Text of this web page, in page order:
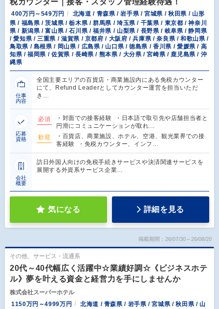
税カウンター｜接客・スタッフ管理経験待遇！
400万円～549万円
北海道 / 青森県 / 岩手県 / 宮城県 / 秋田県 / 山形
県 / 福島県 / 茨城県 / 栃木県 / 群馬県 / 埼玉県 / 千葉県 / 東京都 / 神奈川
県 / 新潟県 / 富山県 / 石川県 / 福井県 / 山梨県 / 長野県 / 岐阜県 / 静岡県
/ 愛知県 / 三重県 / 滋賀県 / 京都府 / 大阪府 / 兵庫県 / 奈良県 / 和歌山県 /
鳥取県 / 島根県 / 岡山県 / 広島県 / 山口県 / 徳島県 / 香川県 / 愛媛県 / 高
知県 / 福岡県 / 佐賀県 / 長崎県 / 熊本県 / 大分県 / 宮崎県 / 鹿児島県 / 沖
縄県
仕事
内容
全国主要エリアの百貨店・商業施設内にある免税カウンター
にて、Refund Leaderとしてカウンター運営を担当いただ
き…
応募
資格
必須
・対面での接客経験 ・日本語で取引先や店舗担当者と
円滑にコミュニケーションが取れ…
歓迎
・百貨店、商業施設、ホテル、空港、観光業界での接
客経験 ・免税カウンター、インフ…
会社
概要
訪日外国人向けの免税手続きサービスや決済関連サービスを
展開する外資系サービス企業…
気になる 詳細を見る
掲載期間：26/07/30～26/08/20
その他、サービス・流通系
20代～40代幅広く活躍中☆業績好調☆《ビジネスホテ
ル》夢を叶える資金と経営力を手にしませんか
株式会社スーパーホテル
1150万円～4999万円
北海道 / 青森県 / 岩手県 / 宮城県 / 秋田県 / 山